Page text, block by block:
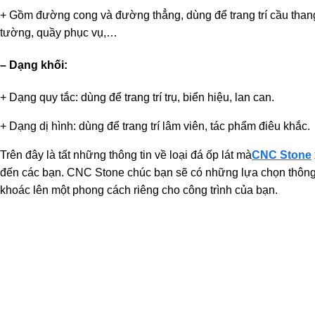
+ Gồm đường cong và đường thẳng, dùng để trang trí cầu
tường, quầy phục vụ,…
– Dạng khối:
+ Dạng quy tắc: dùng để trang trí trụ, biển hiệu, lan can.
+ Dạng dị hình: dùng để trang trí lâm viên, tác phẩm điêu khắc.
Trên đây là tất những thông tin về loại đá ốp lát màCNC Stone
đến các bạn. CNC Stone chúc bạn sẽ có những lựa chọn
khoác lên một phong cách riêng cho công trình của bạn.